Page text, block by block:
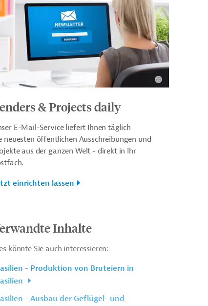
& Projects daily
E-Mail-Service liefert Ihnen täglich
neuesten öffentlichen Ausschreibungen und
aus der ganzen Welt - direkt in Ihr
einrichten lassen
Inhalte
könnte Sie auch interessieren:
- Produktion von Bruteiern in
- Ausbau der Geflügel- und